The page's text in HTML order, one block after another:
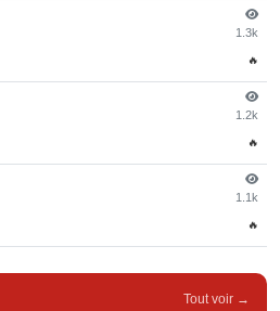
1.3k
🔥
1.2k
🔥
1.1k
🔥
Tout voir →